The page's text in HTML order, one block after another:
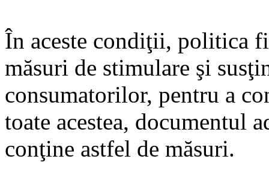
În aceste condiţii, politica
măsuri de stimulare şi
consumatorilor, pentru a
toate acestea, documentul
conţine astfel de măsuri.